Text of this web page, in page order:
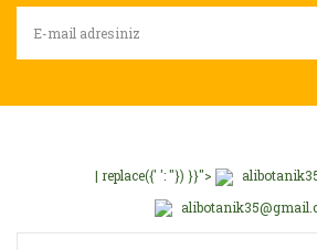
| replace({' ': ''}) }}">